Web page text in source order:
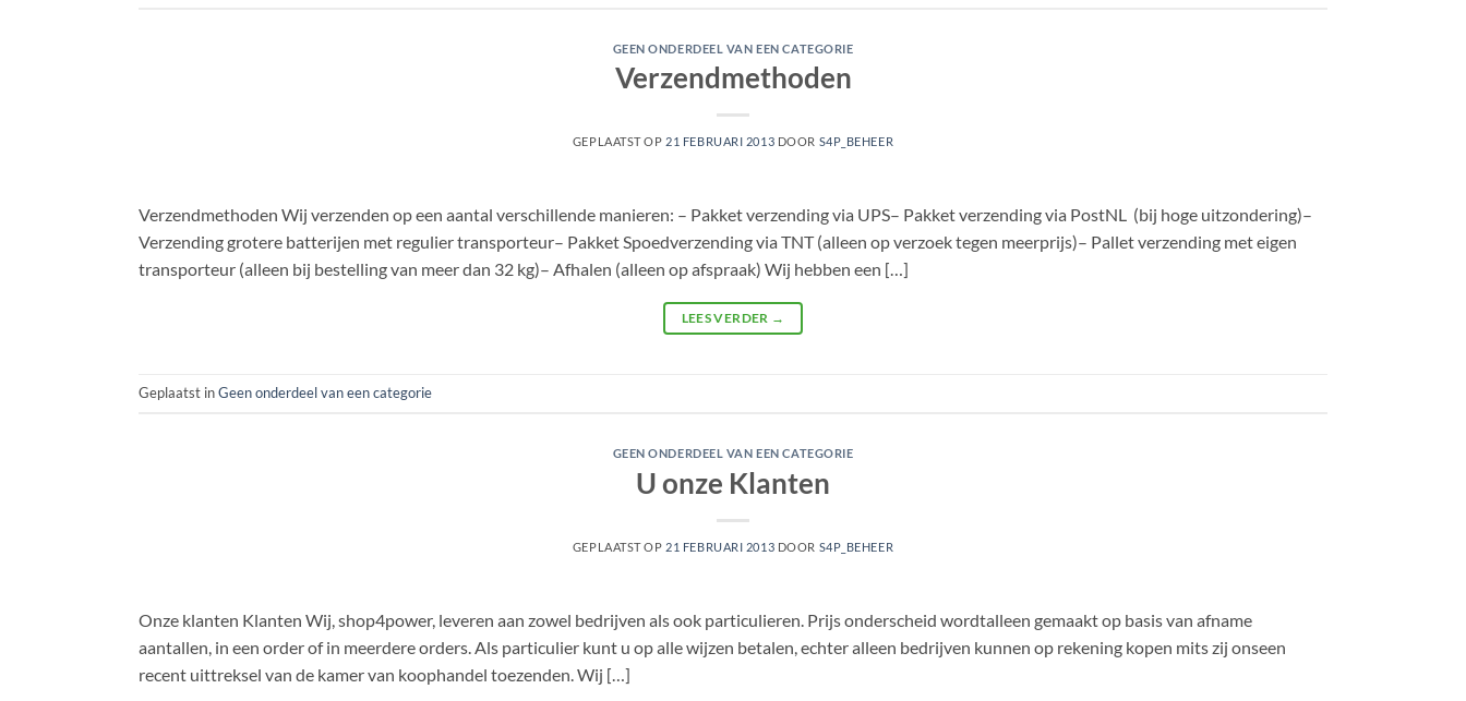
GEEN ONDERDEEL VAN EEN CATEGORIE
Verzendmethoden
GEPLAATST OP 21 FEBRUARI 2013 DOOR S4P_BEHEER
Verzendmethoden Wij verzenden op een aantal verschillende manieren: – Pakket verzending via UPS– Pakket verzending via PostNL (bij hoge uitzondering)–
Verzending grotere batterijen met regulier transporteur– Pakket Spoedverzending via TNT (alleen op verzoek tegen meerprijs)– Pallet verzending met eigen
transporteur (alleen bij bestelling van meer dan 32 kg)– Afhalen (alleen op afspraak) Wij hebben een […]
LEES VERDER →
Geplaatst inGeen onderdeel van een categorie
GEEN ONDERDEEL VAN EEN CATEGORIE
U onze Klanten
GEPLAATST OP 21 FEBRUARI 2013 DOOR S4P_BEHEER
Onze klanten Klanten Wij, shop4power, leveren aan zowel bedrijven als ook particulieren. Prijs onderscheid wordtalleen gemaakt op basis van afname
aantallen, in een order of in meerdere orders. Als particulier kunt u op alle wijzen betalen, echter alleen bedrijven kunnen op rekening kopen mits zij onseen
recent uittreksel van de kamer van koophandel toezenden. Wij […]